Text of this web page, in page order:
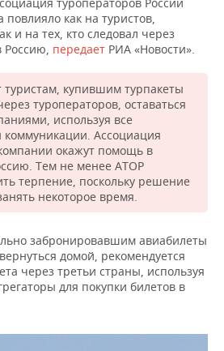
как на туристов,
и на тех, кто следовал через
Россию, передает РИА «Новости».
купившим турпакеты
туроператоров, оставаться
используя все
коммуникации. Ассоциация
окажут помощь в
Тем не менее АТОР
терпение, поскольку решение
некоторое время.
забронировавшим авиабилеты
домой, рекомендуется
через третьи страны, используя
для покупки билетов в